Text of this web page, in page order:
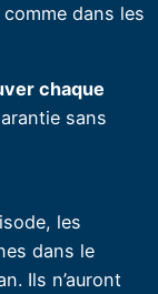
dans les
chaque
sans
les
dans le
Ils n’auront